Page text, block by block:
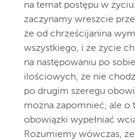
na temat postępu w
zaczynamy wreszcie
że od chrześcijanina
wszystkiego, i że życie
na następowaniu po
ilościowych, że nie
po drugim szeregu
można zapomnieć, ale o
obowiązki wypełniać
Rozumiemy wówczas,